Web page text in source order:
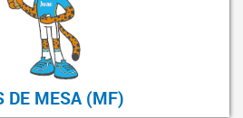
DE MESA (MF)